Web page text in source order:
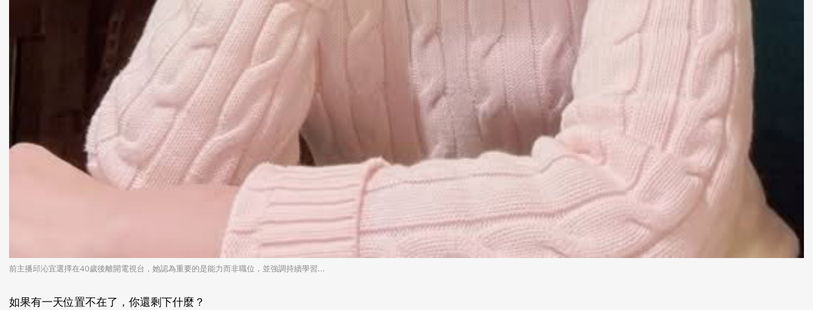
前主播邱沁宜選擇在40歲後離開電視台，她認為重要的是能力而非職位，並強調持續學習...
如果有一天位置不在了，你還剩下什麼？